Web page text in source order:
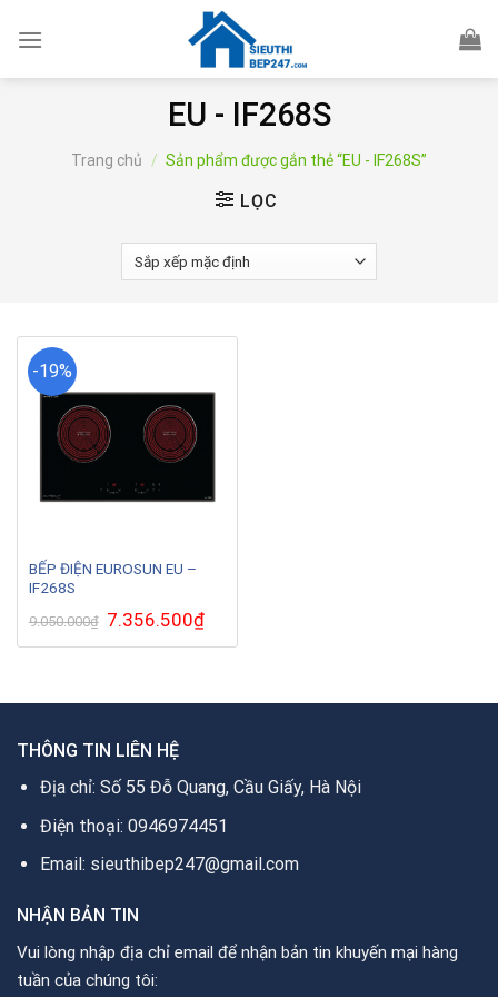
EU - IF268S
Trang chủ / Sản phẩm được gắn thẻ “EU - IF268S”
LỌC
-19%
BẾP ĐIỆN EUROSUN EU –
IF268S
9.050.000₫ Giá
gốc
là:
7.356.500₫Giá
hiện
tại
THÔNG TIN LIÊN HỆ
Địa chỉ: Số 55 Đỗ Quang, Cầu Giấy, Hà Nội
Điện thoại: 0946974451
Email: sieuthibep247@gmail.com
NHẬN BẢN TIN
Vui lòng nhập địa chỉ email để nhận bản tin khuyến mại hàng
tuần của chúng tôi: